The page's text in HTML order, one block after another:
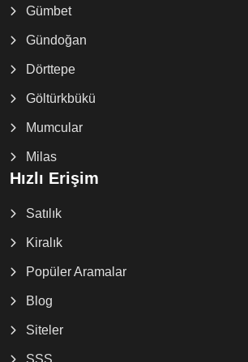
Gümbet
Gündoğan
Dörttepe
Göltürkbükü
Mumcular
Milas
Hızlı Erişim
Satılık
Kiralık
Popüler Aramalar
Blog
Siteler
SSS